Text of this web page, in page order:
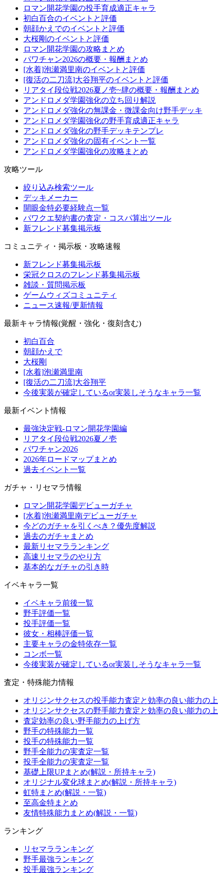
ロマン開花学園の投手育成適正キャラ
初白百合のイベントと評価
朝顔かえでのイベントと評価
大桜剛のイベントと評価
ロマン開花学園の攻略まとめ
パワチャン2026の概要・報酬まとめ
[水着]泡瀬満里南のイベントと評価
[復活の二刀流]大谷翔平のイベントと評価
リアタイ段位戦2026夏ノ壱~肆の概要・報酬まとめ
アンドロメダ学園強化の立ち回り解説
アンドロメダ強化の無課金・微課金向け野手デッキ
アンドロメダ学園強化の野手育成適正キャラ
アンドロメダ強化の野手デッキテンプレ
アンドロメダ強化の固有イベント一覧
アンドロメダ学園強化の攻略まとめ
攻略ツール
絞り込み検索ツール
デッキメーカー
開眼金特必要経験点一覧
パワクエ契約書の査定・コスパ算出ツール
新フレンド募集掲示板
コミュニティ・掲示板・攻略速報
新フレンド募集掲示板
栄冠クロスのフレンド募集掲示板
雑談・質問掲示板
ゲームウィズコミュニティ
ニュース速報/更新情報
最新キャラ情報(覚醒・強化・復刻含む)
初白百合
朝顔かえで
大桜剛
[水着]泡瀬満里南
[復活の二刀流]大谷翔平
今後実装が確定しているor実装しそうなキャラ一覧
最新イベント情報
最強決定戦-ロマン開花学園編
リアタイ段位戦2026夏ノ壱
パワチャン2026
2026年ロードマップまとめ
過去イベント一覧
ガチャ・リセマラ情報
ロマン開花学園デビューガチャ
[水着]泡瀬満里南デビューガチャ
今どのガチャを引くべき？優先度解説
過去のガチャまとめ
最新リセマラランキング
高速リセマラのやり方
基本的なガチャの引き時
イベキャラ一覧
イベキャラ前後一覧
野手評価一覧
投手評価一覧
彼女・相棒評価一覧
主要キャラの金特依存一覧
コンボ一覧
今後実装が確定しているor実装しそうなキャラ一覧
査定・特殊能力情報
オリジンサクセスの投手能力査定と効率の良い能力の
オリジンサクセスの野手能力査定と効率の良い能力の
査定効率の良い野手能力の上げ方
野手の特殊能力一覧
投手の特殊能力一覧
野手全能力の実査定一覧
投手全能力の実査定一覧
基礎上限UPまとめ(解説・所持キャラ)
オリジナル変化球まとめ(解説・所持キャラ)
虹特まとめ(解説・一覧)
至高金特まとめ
友情特殊能力まとめ(解説・一覧)
ランキング
リセマラランキング
野手最強ランキング
投手最強ランキング